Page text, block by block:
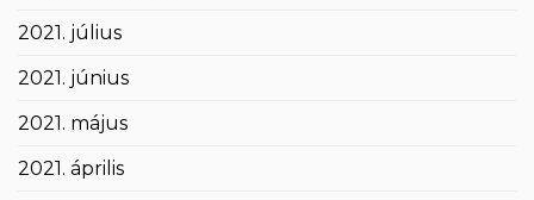
2021. július
2021. június
2021. május
2021. április